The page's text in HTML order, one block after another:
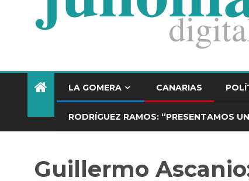
LA GOMERA CANARIAS
RODRÍGUEZ RAMOS: “PRESENTAMOS
Guillermo